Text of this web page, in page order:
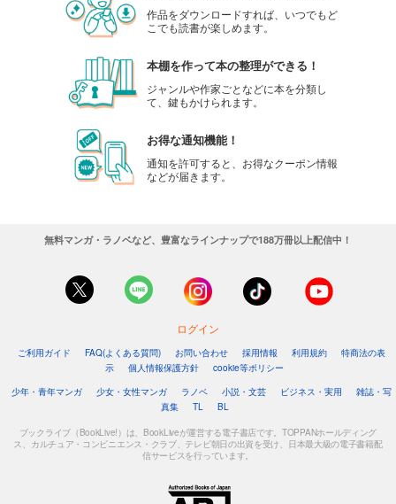
週刊東洋経済 2025/9/6号
880円 (税込)
試し読み
あらすじを表示する
880 円 (税込)
カート
試し読み
あらすじを表示する
週刊東洋経済 2025/8/23号
880 円 (税込)
あらすじを表示する
週刊東洋経済 2025/8/9-16合併号
作品をダウンロードすれば、いつでもど
こでも読書が楽しめます。
本棚を作って本の整理ができる！
ジャンルや作家ごとなどに本を分類し
て、鍵もかけられます。
お得な通知機能！
通知を許可すると、お得なクーポン情報
などが届きます。
無料マンガ・ラノベなど、豊富なラインナップで188万冊以上配信中！
ログイン
ご利用ガイド FAQ(よくある質問) お問い合わせ 採用情報 利用規約
特商法の表
示
個人情報保護方針
cookie等ポリシー
少年・青年マンガ
少女・女性マンガ ラノベ 小説・文芸 ビジネス・実用
雑誌・写
真集
TL BL
ブックライブ（BookLive!）は、BookLiveが運営する電子書店です。TOPPANホールディング
ス、カルチュア・コンビニエンス・クラブ、テレビ朝日の出資を受け、日本最大級の電子書籍配
信サービスを行っています。